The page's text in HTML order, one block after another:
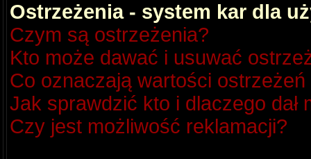
Ostrzeżenia - system kar dla
Czym są ostrzeżenia?
Kto może dawać i usuwać
Co oznaczają wartości
Jak sprawdzić kto i dlaczego dał
Czy jest możliwość reklamacji?